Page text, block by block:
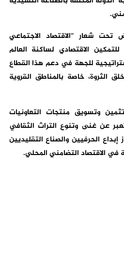
شعار “الاقتصاد الاجتماعي
الاقتصادي لساكنة العالم
للجهة في دعم هذا القطاع
الثروة، خاصة بالمناطق القروية
وتسويق منتجات التعاونيات
عن غنى وتنوع التراث الثقافي
إبداع الحرفيين والصناع التقليديين
في الاقتصاد التضامني المحلي.